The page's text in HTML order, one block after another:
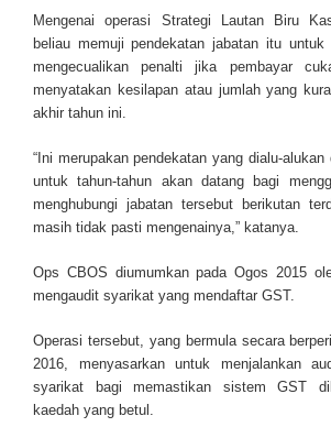
Mengenai operasi Strategi Lautan Biru
beliau memuji pendekatan jabatan itu untuk
mengecualikan penalti jika pembayar
menyatakan kesilapan atau jumlah yang
akhir tahun ini.
“Ini merupakan pendekatan yang dialu-
untuk tahun-tahun akan datang bagi
menghubungi jabatan tersebut berikutan
masih tidak pasti mengenainya,” katanya.
Ops CBOS diumumkan pada Ogos 2015
mengaudit syarikat yang mendaftar GST.
Operasi tersebut, yang bermula secara
2016, menyasarkan untuk menjalankan
syarikat bagi memastikan sistem GST
kaedah yang betul.